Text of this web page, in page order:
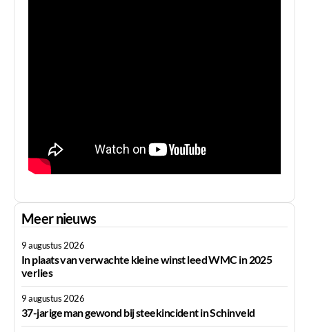
Meer nieuws
9 augustus 2026
In plaats van verwachte kleine winst leed WMC in 2025
verlies
9 augustus 2026
37-jarige man gewond bij steekincident in Schinveld